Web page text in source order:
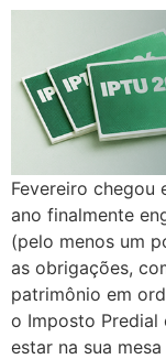
Fevereiro chegou
ano finalmente
(pelo menos um
as obrigações,
patrimônio em
o Imposto Predial
estar na sua